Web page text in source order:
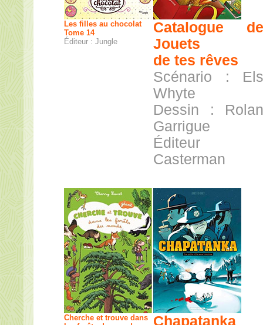
Les filles au chocolat
Tome 14
Éditeur : Jungle
Catalogue
Jouets
de tes rêves
Scénario :
Whyte
Dessin :
Garrigue
Éditeur
Casterman
Cherche et trouve dans
Chapatanka